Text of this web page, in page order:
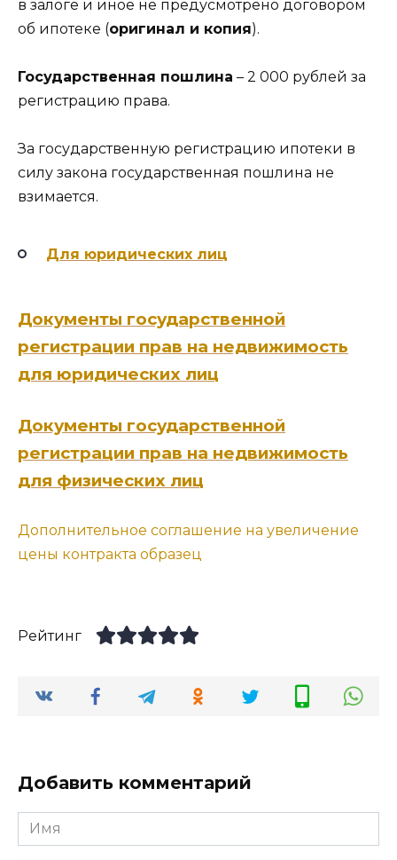
в залоге и иное не предусмотрено договором
об ипотеке (оригинал и копия).
Государственная пошлина – 2 000 рублей за
регистрацию права.
За государственную регистрацию ипотеки в
силу закона государственная пошлина не
взимается.
Для юридических лиц
Документы государственной
регистрации прав на недвижимость
для юридических лиц
Документы государственной
регистрации прав на недвижимость
для физических лиц
Дополнительное соглашение на увеличение
цены контракта образец
Рейтинг
Добавить комментарий
Имя
*